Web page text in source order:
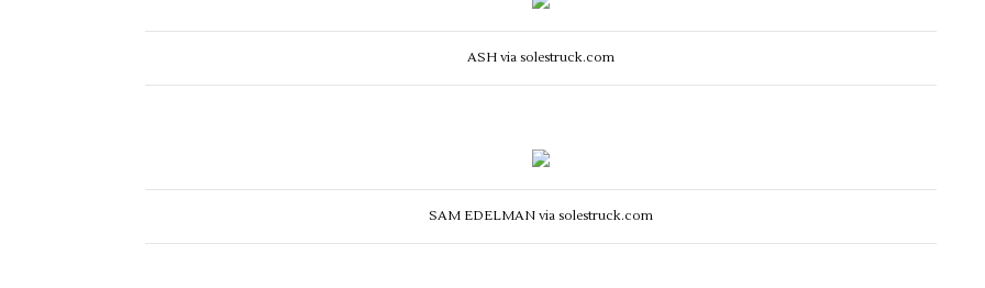
ASH via solestruck.com
SAM EDELMAN via solestruck.com